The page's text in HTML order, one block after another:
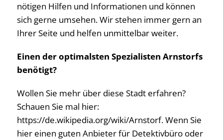
nötigen Hilfen und Informationen und können
sich gerne umsehen. Wir stehen immer gern an
Ihrer Seite und helfen unmittelbar weiter.
Einen der optimalsten Spezialisten Arnstorfs
benötigt?
Wollen Sie mehr über diese Stadt erfahren?
Schauen Sie mal hier:
https://de.wikipedia.org/wiki/Arnstorf. Wenn Sie
hier einen guten Anbieter für Detektivbüro oder